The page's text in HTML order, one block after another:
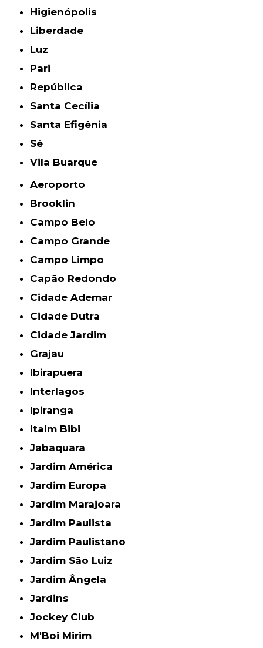
Higienópolis
Liberdade
Luz
Pari
República
Santa Cecília
Santa Efigênia
Sé
Vila Buarque
Aeroporto
Brooklin
Campo Belo
Campo Grande
Campo Limpo
Capão Redondo
Cidade Ademar
Cidade Dutra
Cidade Jardim
Grajau
Ibirapuera
Interlagos
Ipiranga
Itaim Bibi
Jabaquara
Jardim América
Jardim Europa
Jardim Marajoara
Jardim Paulista
Jardim Paulistano
Jardim São Luiz
Jardim Ângela
Jardins
Jockey Club
M'Boi Mirim